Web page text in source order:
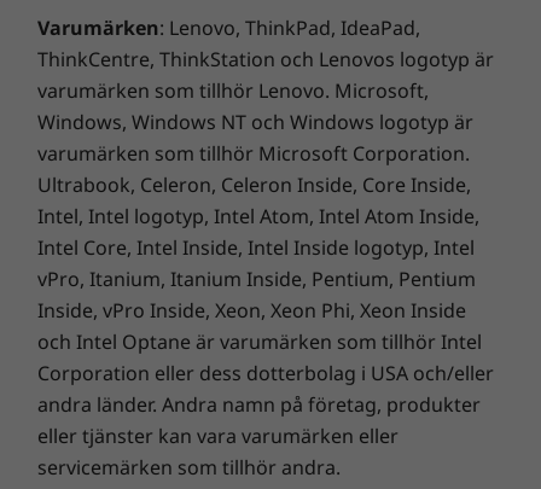
Yoga Slim 7 Gen 5 (13" AMD) bärbar dator är
sandblästrad och anodiserad för en elegant
yta och finns i Iron Grey och Light Silver. Den
har en otroligt snygg profil med böjda,
vinklade kanter och en rundad bakkant för
bekvämt grepp. Den har ett specialdesignat
tangentbord med en tillfredsställande
skrivupplevelse trots sin låga höjd för att få
den tunna profilen.
Varumärken: Lenovo, ThinkPad, IdeaPad,
ThinkCentre, ThinkStation och Lenovos logotyp är
varumärken som tillhör Lenovo. Microsoft,
Windows, Windows NT och Windows logotyp är
varumärken som tillhör Microsoft Corporation.
Ultrabook, Celeron, Celeron Inside, Core Inside,
Intel, Intel logotyp, Intel Atom, Intel Atom Inside,
Intel Core, Intel Inside, Intel Inside logotyp, Intel
vPro, Itanium, Itanium Inside, Pentium, Pentium
Inside, vPro Inside, Xeon, Xeon Phi, Xeon Inside
och Intel Optane är varumärken som tillhör Intel
Corporation eller dess dotterbolag i USA och/eller
andra länder. Andra namn på företag, produkter
eller tjänster kan vara varumärken eller
servicemärken som tillhör andra.